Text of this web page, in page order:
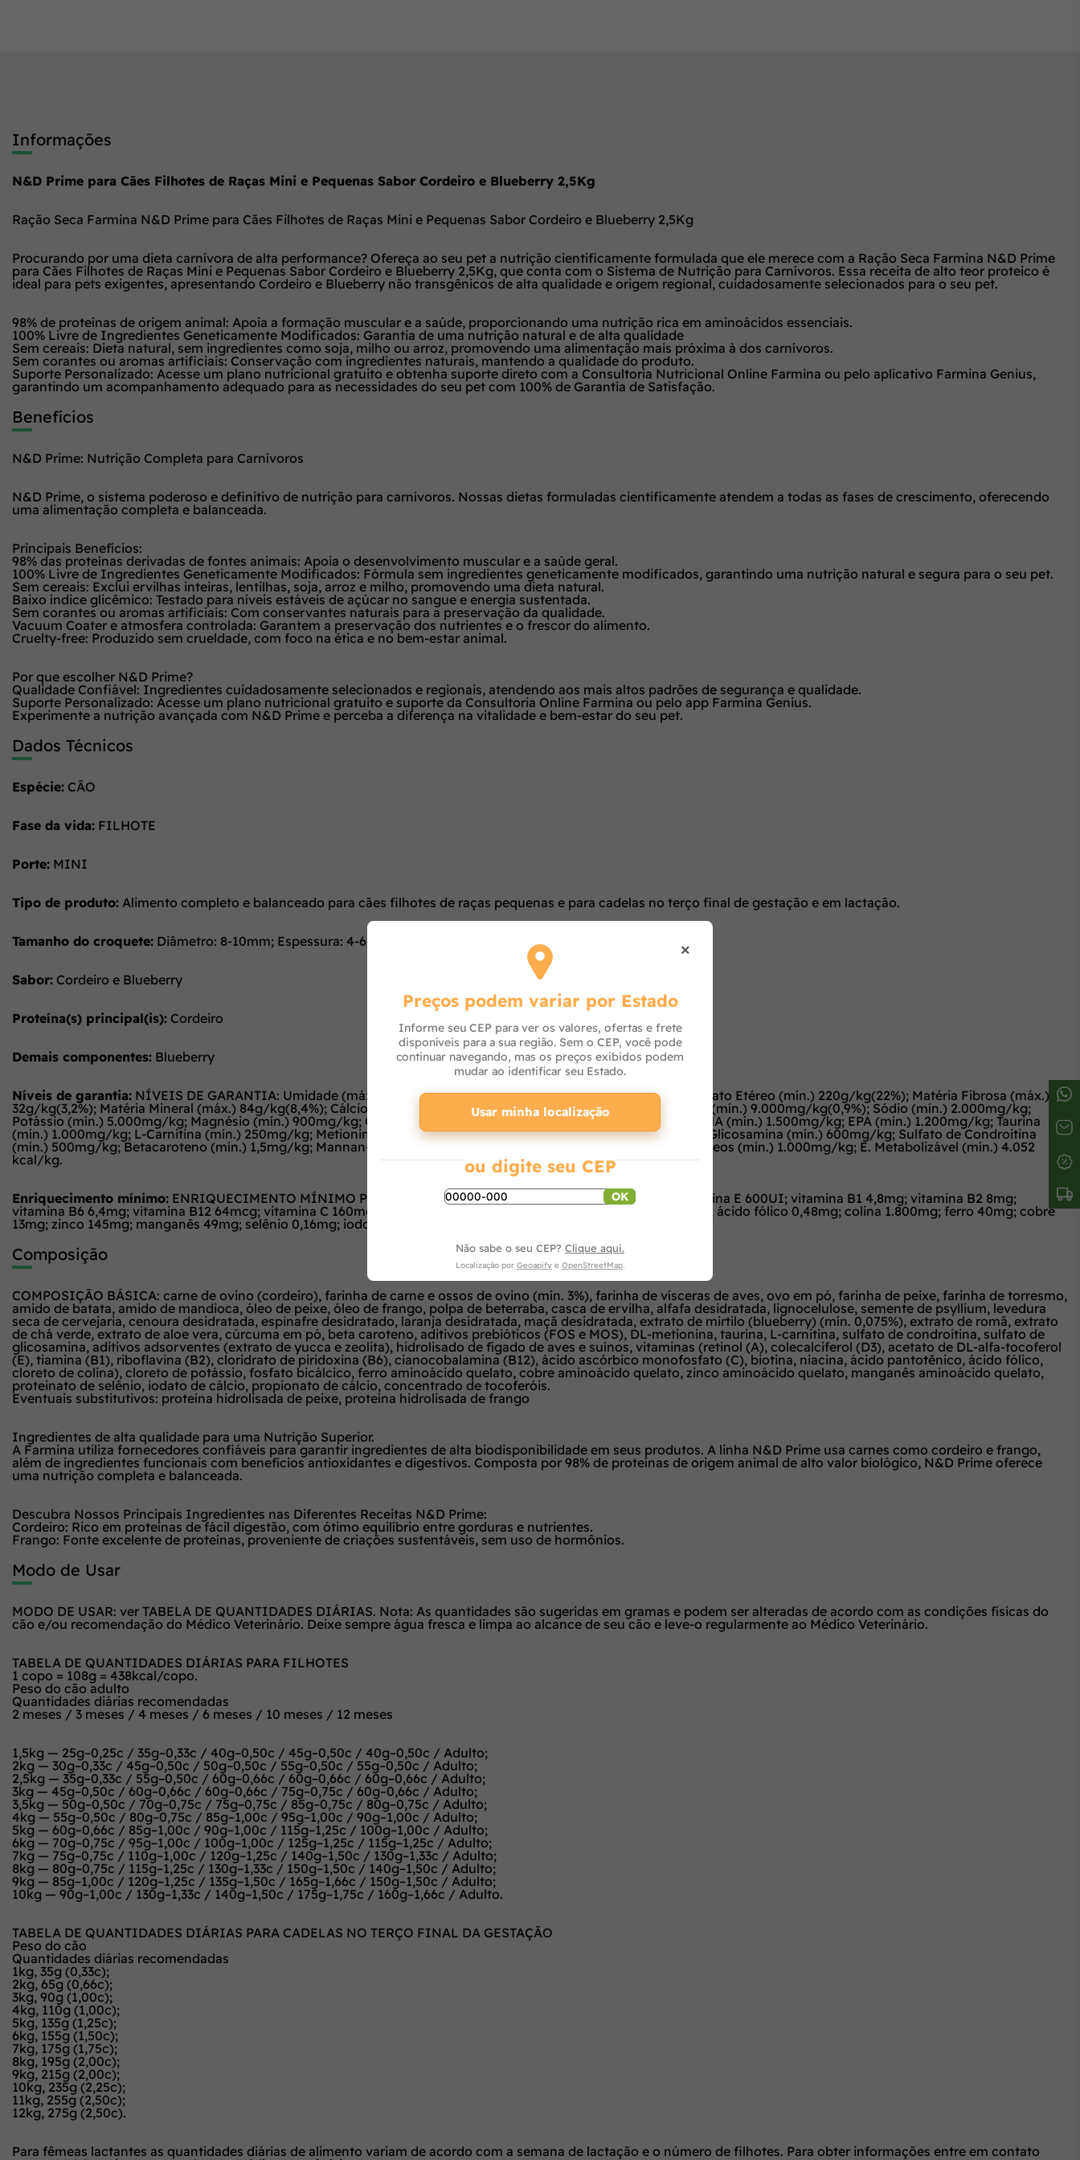
Informações
N&D Prime para Cães Filhotes de Raças Mini e Pequenas Sabor Cordeiro e Blueberry 2,5Kg
Ração Seca Farmina N&D Prime para Cães Filhotes de Raças Mini e Pequenas Sabor Cordeiro e Blueberry 2,5Kg
Procurando por uma dieta carnívora de alta performance? Ofereça ao seu pet a nutrição cientificamente formulada que ele merece com a Ração Seca Farmina N&D Prime
para Cães Filhotes de Raças Mini e Pequenas Sabor Cordeiro e Blueberry 2,5Kg, que conta com o Sistema de Nutrição para Carnívoros. Essa receita de alto teor proteico é
ideal para pets exigentes, apresentando Cordeiro e Blueberry não transgênicos de alta qualidade e origem regional, cuidadosamente selecionados para o seu pet.
98% de proteínas de origem animal: Apoia a formação muscular e a saúde, proporcionando uma nutrição rica em aminoácidos essenciais.
100% Livre de Ingredientes Geneticamente Modificados: Garantia de uma nutrição natural e de alta qualidade
Sem cereais: Dieta natural, sem ingredientes como soja, milho ou arroz, promovendo uma alimentação mais próxima à dos carnívoros.
Sem corantes ou aromas artificiais: Conservação com ingredientes naturais, mantendo a qualidade do produto.
Suporte Personalizado: Acesse um plano nutricional gratuito e obtenha suporte direto com a Consultoria Nutricional Online Farmina ou pelo aplicativo Farmina Genius,
garantindo um acompanhamento adequado para as necessidades do seu pet com 100% de Garantia de Satisfação.
Benefícios
N&D Prime: Nutrição Completa para Carnívoros
N&D Prime, o sistema poderoso e definitivo de nutrição para carnívoros. Nossas dietas formuladas cientificamente atendem a todas as fases de crescimento, oferecendo
uma alimentação completa e balanceada.
Principais Benefícios:
98% das proteínas derivadas de fontes animais: Apoia o desenvolvimento muscular e a saúde geral.
100% Livre de Ingredientes Geneticamente Modificados: Fórmula sem ingredientes geneticamente modificados, garantindo uma nutrição natural e segura para o seu pet.
Sem cereais: Exclui ervilhas inteiras, lentilhas, soja, arroz e milho, promovendo uma dieta natural.
Baixo índice glicêmico: Testado para níveis estáveis de açúcar no sangue e energia sustentada.
Sem corantes ou aromas artificiais: Com conservantes naturais para a preservação da qualidade.
Vacuum Coater e atmosfera controlada: Garantem a preservação dos nutrientes e o frescor do alimento.
Cruelty-free: Produzido sem crueldade, com foco na ética e no bem-estar animal.
Por que escolher N&D Prime?
Qualidade Confiável: Ingredientes cuidadosamente selecionados e regionais, atendendo aos mais altos padrões de segurança e qualidade.
Suporte Personalizado: Acesse um plano nutricional gratuito e suporte da Consultoria Online Farmina ou pelo app Farmina Genius.
Experimente a nutrição avançada com N&D Prime e perceba a diferença na vitalidade e bem-estar do seu pet.
Dados Técnicos
Espécie: CÃO
Fase da vida: FILHOTE
Porte: MINI
Tipo de produto: Alimento completo e balanceado para cães filhotes de raças pequenas e para cadelas no terço final de gestação e em lactação.
Tamanho do croquete: Diâmetro: 8-10mm; Espessura: 4-6mm
Sabor: Cordeiro e Blueberry
Proteína(s) principal(is): Cordeiro
Demais componentes: Blueberry
Níveis de garantia: NÍVEIS DE GARANTIA: Umidade (máx.) 90g/kg(9%); Proteína Bruta (mín.) 380g/kg(38%); Extrato Etéreo (mín.) 220g/kg(22%); Matéria Fibrosa (máx.)
32g/kg(3,2%); Matéria Mineral (máx.) 84g/kg(8,4%); Cálcio (mín.) 10g/kg(1%); Cálcio (máx.) 16g/kg(1,6%); Fósforo (mín.) 9.000mg/kg(0,9%); Sódio (mín.) 2.000mg/kg;
Potássio (mín.) 5.000mg/kg; Magnésio (mín.) 900mg/kg; Ômega 6 (mín.) 30g/kg; Ômega 3 (mín.) 5.000mg/kg; DHA (mín.) 1.500mg/kg; EPA (mín.) 1.200mg/kg; Taurina
(mín.) 1.000mg/kg; L-Carnitina (mín.) 250mg/kg; Metionina (mín.) 6.000mg/kg; Lisina (mín.) 13,5g/kg; Sulfato de Glicosamina (mín.) 600mg/kg; Sulfato de Condroitina
(mín.) 500mg/kg; Betacaroteno (mín.) 1,5mg/kg; Mannan-Oligossacarídeos (mín.) 240mg/kg; Fruto-Oligossacarídeos (mín.) 1.000mg/kg; E. Metabolizável (mín.) 4.052
kcal/kg.
Enriquecimento mínimo: ENRIQUECIMENTO MÍNIMO POR KG: vitamina A 16.000UI; vitamina D3 1.600UI; vitamina E 600UI; vitamina B1 4,8mg; vitamina B2 8mg;
vitamina B6 6,4mg; vitamina B12 64mcg; vitamina C 160mg; biotina 0,4mg; niacina 40mg; ácido pantotênico 16mg; ácido fólico 0,48mg; colina 1.800mg; ferro 40mg; cobre
13mg; zinco 145mg; manganês 49mg; selênio 0,16mg; iodo 1,6mg.
Composição
COMPOSIÇÃO BÁSICA: carne de ovino (cordeiro), farinha de carne e ossos de ovino (mín. 3%), farinha de vísceras de aves, ovo em pó, farinha de peixe, farinha de torresmo,
amido de batata, amido de mandioca, óleo de peixe, óleo de frango, polpa de beterraba, casca de ervilha, alfafa desidratada, lignocelulose, semente de psyllium, levedura
seca de cervejaria, cenoura desidratada, espinafre desidratado, laranja desidratada, maçã desidratada, extrato de mirtilo (blueberry) (mín. 0,075%), extrato de romã, extrato
de chá verde, extrato de aloe vera, cúrcuma em pó, beta caroteno, aditivos prebióticos (FOS e MOS), DL-metionina, taurina, L-carnitina, sulfato de condroitina, sulfato de
glicosamina, aditivos adsorventes (extrato de yucca e zeolita), hidrolisado de fígado de aves e suínos, vitaminas (retinol (A), colecalciferol (D3), acetato de DL-alfa-tocoferol
(E), tiamina (B1), riboflavina (B2), cloridrato de piridoxina (B6), cianocobalamina (B12), ácido ascórbico monofosfato (C), biotina, niacina, ácido pantotênico, ácido fólico,
cloreto de colina), cloreto de potássio, fosfato bicálcico, ferro aminoácido quelato, cobre aminoácido quelato, zinco aminoácido quelato, manganês aminoácido quelato,
proteinato de selênio, iodato de cálcio, propionato de cálcio, concentrado de tocoferóis.
Eventuais substitutivos: proteína hidrolisada de peixe, proteína hidrolisada de frango
Ingredientes de alta qualidade para uma Nutrição Superior.
A Farmina utiliza fornecedores confiáveis para garantir ingredientes de alta biodisponibilidade em seus produtos. A linha N&D Prime usa carnes como cordeiro e frango,
além de ingredientes funcionais com benefícios antioxidantes e digestivos. Composta por 98% de proteínas de origem animal de alto valor biológico, N&D Prime oferece
uma nutrição completa e balanceada.
Descubra Nossos Principais Ingredientes nas Diferentes Receitas N&D Prime:
Cordeiro: Rico em proteínas de fácil digestão, com ótimo equilíbrio entre gorduras e nutrientes.
Frango: Fonte excelente de proteínas, proveniente de criações sustentáveis, sem uso de hormônios.
Modo de Usar
MODO DE USAR: ver TABELA DE QUANTIDADES DIÁRIAS. Nota: As quantidades são sugeridas em gramas e podem ser alteradas de acordo com as condições físicas do
cão e/ou recomendação do Médico Veterinário. Deixe sempre água fresca e limpa ao alcance de seu cão e leve-o regularmente ao Médico Veterinário.
TABELA DE QUANTIDADES DIÁRIAS PARA FILHOTES
1 copo = 108g = 438kcal/copo.
Peso do cão adulto
Quantidades diárias recomendadas
2 meses / 3 meses / 4 meses / 6 meses / 10 meses / 12 meses
1,5kg — 25g–0,25c / 35g–0,33c / 40g–0,50c / 45g–0,50c / 40g–0,50c / Adulto;
2kg — 30g–0,33c / 45g–0,50c / 50g–0,50c / 55g–0,50c / 55g–0,50c / Adulto;
2,5kg — 35g–0,33c / 55g–0,50c / 60g–0,66c / 60g–0,66c / 60g–0,66c / Adulto;
3kg — 45g–0,50c / 60g–0,66c / 60g–0,66c / 75g–0,75c / 60g–0,66c / Adulto;
3,5kg — 50g–0,50c / 70g–0,75c / 75g–0,75c / 85g–0,75c / 80g–0,75c / Adulto;
4kg — 55g–0,50c / 80g–0,75c / 85g–1,00c / 95g–1,00c / 90g–1,00c / Adulto;
5kg — 60g–0,66c / 85g–1,00c / 90g–1,00c / 115g–1,25c / 100g–1,00c / Adulto;
6kg — 70g–0,75c / 95g–1,00c / 100g–1,00c / 125g–1,25c / 115g–1,25c / Adulto;
7kg — 75g–0,75c / 110g–1,00c / 120g–1,25c / 140g–1,50c / 130g–1,33c / Adulto;
8kg — 80g–0,75c / 115g–1,25c / 130g–1,33c / 150g–1,50c / 140g–1,50c / Adulto;
9kg — 85g–1,00c / 120g–1,25c / 135g–1,50c / 165g–1,66c / 150g–1,50c / Adulto;
10kg — 90g–1,00c / 130g–1,33c / 140g–1,50c / 175g–1,75c / 160g–1,66c / Adulto.
TABELA DE QUANTIDADES DIÁRIAS PARA CADELAS NO TERÇO FINAL DA GESTAÇÃO
Peso do cão
Quantidades diárias recomendadas
1kg, 35g (0,33c);
2kg, 65g (0,66c);
3kg, 90g (1,00c);
4kg, 110g (1,00c);
5kg, 135g (1,25c);
6kg, 155g (1,50c);
7kg, 175g (1,75c);
8kg, 195g (2,00c);
9kg, 215g (2,00c);
10kg, 235g (2,25c);
11kg, 255g (2,50c);
12kg, 275g (2,50c).
Para fêmeas lactantes as quantidades diárias de alimento variam de acordo com a semana de lactação e o número de filhotes. Para obter informações entre em contato
×
Preços podem variar por Estado
Informe seu CEP para ver os valores, ofertas e frete
disponíveis para a sua região. Sem o CEP, você pode
continuar navegando, mas os preços exibidos podem
mudar ao identificar seu Estado.
Usar minha localização
ou digite seu CEP
OK
Não sabe o seu CEP? Clique aqui.
Localização por Geoapify e OpenStreetMap.